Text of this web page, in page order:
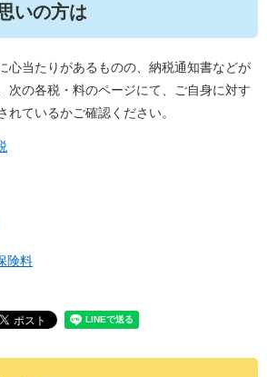
いの方は
心当たりがあるものの、納税通知書などが
次の各税・料のページにて、ご自身に対す
れているかご確認ください。
険料